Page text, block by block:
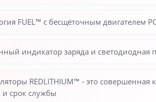
FUEL™ с бесщёточным двигателем
индикатор заряда и
REDLITHIUM™ - это совершенная
и срок службы